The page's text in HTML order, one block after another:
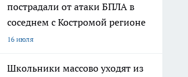
пострадали от атаки БПЛА в
соседнем с Костромой регионе
16 июля
Школьники массово уходят из